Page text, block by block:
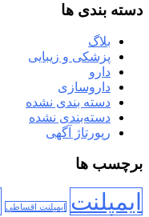
دسته بندی ها
بلاگ
پزشکی و زیبایی
دارو
داروسازی
دسته بندی نشده
دسته‌بندی نشده
رپورتاژ آگهی
برچسب ها
ایمپلنت ایمپلنت اقساطی